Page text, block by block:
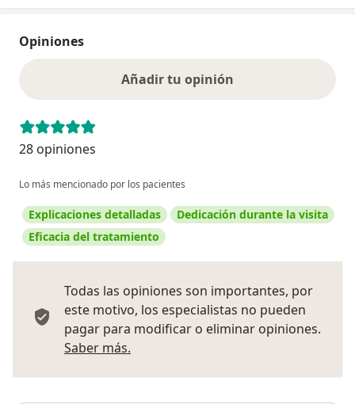
Opiniones
Añadir tu opinión
28 opiniones
Lo más mencionado por los pacientes
Explicaciones detalladas
Dedicación durante la visita
Eficacia del tratamiento
Todas las opiniones son importantes, por
este motivo, los especialistas no pueden
pagar para modificar o eliminar opiniones.
Saber más.